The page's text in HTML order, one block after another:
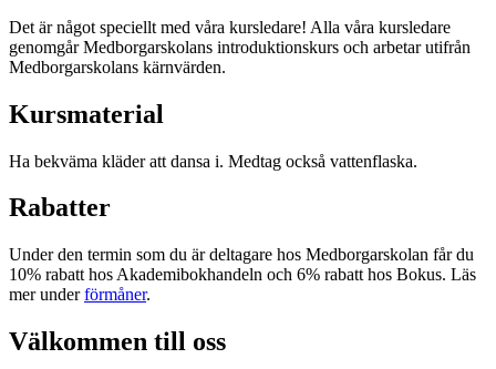
Det är något speciellt med våra kursledare! Alla våra kursledare
genomgår Medborgarskolans introduktionskurs och arbetar utifrån
Medborgarskolans kärnvärden.
Kursmaterial
Ha bekväma kläder att dansa i. Medtag också vattenflaska.
Rabatter
Under den termin som du är deltagare hos Medborgarskolan får du
10% rabatt hos Akademibokhandeln och 6% rabatt hos Bokus. Läs
mer underförmåner.
Välkommen till oss